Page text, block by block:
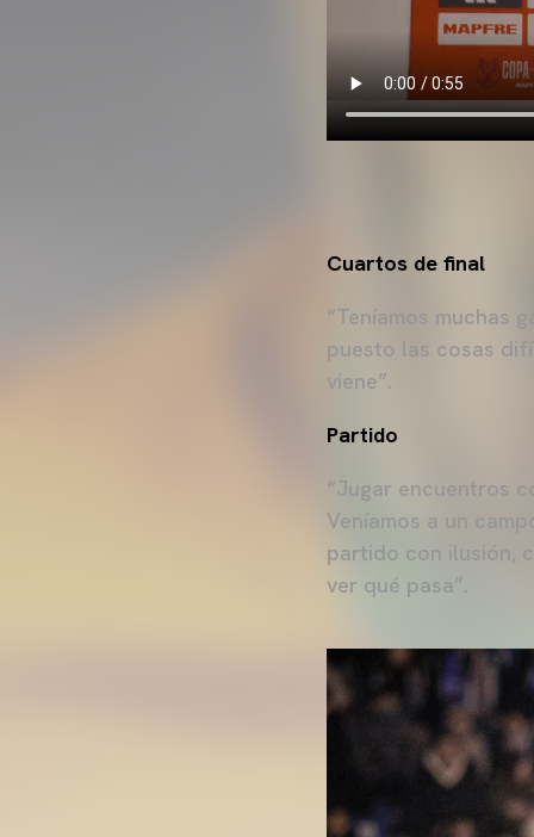
Cuartos de final
“Teníamos muchas
puesto las cosas
viene”.
Partido
“Jugar encuentros
Veníamos a un
partido con ilusión,
ver qué pasa”.